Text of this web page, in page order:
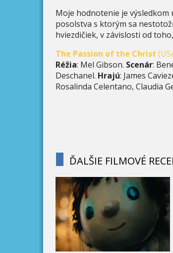
Moje hodnotenie je
posolstva s ktorým sa
hviezdičiek, v závislosti od
The Passion of the Christ
Réžia: Mel Gibson. Scenár:
Deschanel. Hrajú: James
Rosalinda Celentano, Claudia
ĎALŠIE FILMOVÉ